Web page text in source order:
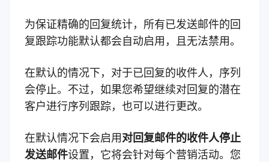
为保证精确的回复统计，所有已发送邮件的回
复跟踪功能默认都会自动启用，且无法禁用。
在默认的情况下，对于已回复的收件人，序列
会停止。不过，如果您希望继续对回复的潜在
客户进行序列跟踪，也可以进行更改。
在默认情况下会启用对回复邮件的收件人停止
发送邮件设置，它将会针对每个营销活动。您